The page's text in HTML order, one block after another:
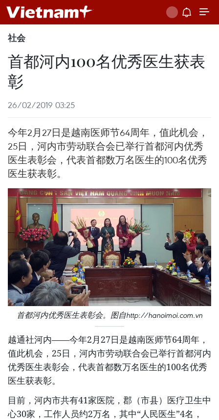
社会
首都河内100名优秀医生获表
彰
26/02/2019 03:25
今年2月27日是越南医师节64周年，值此机会，
25日，河内市劳动联合会已举行首都河内优秀
医生表彰会，代表首都数万名医生的100名优秀
医生获表彰。
首都河内优秀医生表彰会。图自http://hanoimoi.com.vn
越通社河内——今年2月27日是越南医师节64周年，
值此机会，25日，河内市劳动联合会已举行首都河内
优秀医生表彰会，代表首都数万名医生的100名优秀
医生获表彰。
目前，河内市共有41家医院，郡（市县）医疗卫生中
心30家，工作人员约2万名，其中“人民医生”4名，